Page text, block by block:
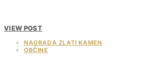
VIEW POST
NAGRADA ZLATI KAMEN
OBČINE